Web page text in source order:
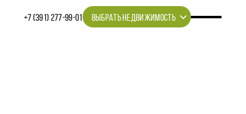
+7 (391) 277‒99‒01 ВЫБРАТЬ НЕДВИЖИМОСТЬ